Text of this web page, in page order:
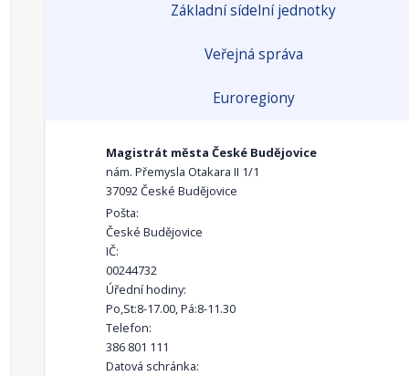
Základní sídelní jednotky
Veřejná správa
Euroregiony
Magistrát města České Budějovice
nám. Přemysla Otakara II 1/1
37092 České Budějovice
Pošta:
České Budějovice
IČ:
00244732
Úřední hodiny:
Po,St:8-17.00, Pá:8-11.30
Telefon:
386 801 111
Datová schránka: